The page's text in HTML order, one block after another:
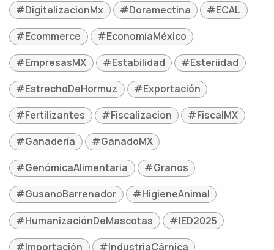
#DigitalizaciónMx
#Doramectina
#ECAL
#Ecommerce
#EconomíaMéxico
#EmpresasMX
#Estabilidad
#Esteriidad
#EstrechoDeHormuz
#Exportación
#Fertilizantes
#Fiscalización
#FiscalMX
#Ganadería
#GanadoMX
#GenómicaAlimentaria
#Granos
#GusanoBarrenador
#HigieneAnimal
#HumanizaciónDeMascotas
#IED2025
#Importación
#IndustriaCárnica